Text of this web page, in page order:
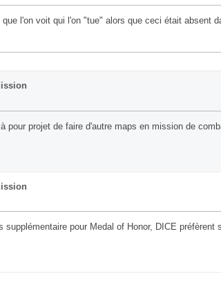
l'on voit qui l'on "tue" alors que ceci était absent
pour projet de faire d'autre maps en mission de
pour Medal of Honor, DICE préfèrent